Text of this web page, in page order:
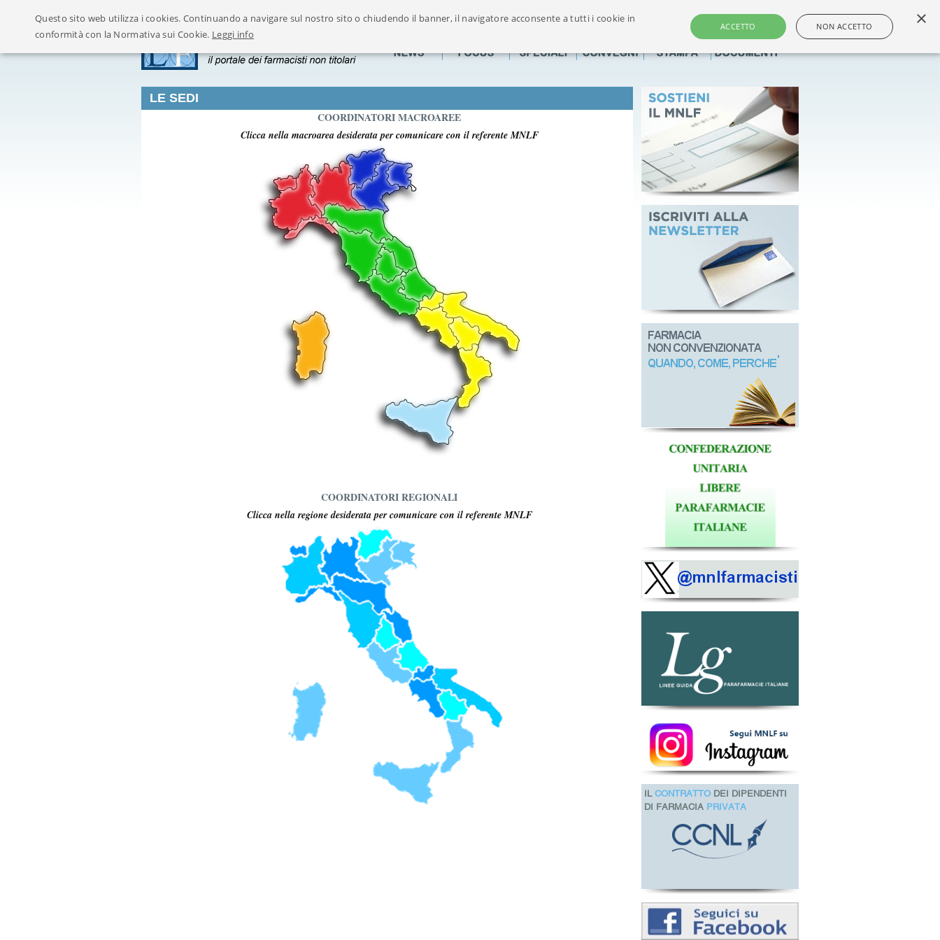
Ufficialmente riconosciuto dalla FOFI componente maggioritaria delle Associazioni e dei farmacisti non titolari italiani
LE SEDI
COORDINATORI MACROAREE
Clicca nella macroarea desiderata per comunicare con il referente MNLF
COORDINATORI REGIONALI
Clicca nella regione desiderata per comunicare con il referente MNLF
Questo sito web utilizza i cookies. Continuando a navigare sul nostro sito o chiudendo il banner, il navigatore acconsente a tutti i cookie in
conformità con la Normativa sui Cookie. Leggi info
ACCETTO NON ACCETTO ×